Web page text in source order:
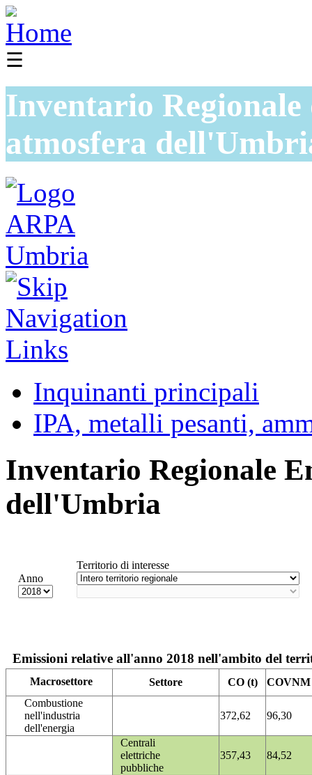
☰
Inventario
atmosfera
Inquinanti principali
IPA, metalli pesanti,
Inventario Regionale
dell'Umbria
Anno
Territorio di interesse
Emissioni relative all'anno 2018 nell'ambito del
Macrosettore Settore CO (t)
COVNM
Combustione
nell'industria
dell'energia
372,62 96,30
Centrali
elettriche
pubbliche
357,43 84,52